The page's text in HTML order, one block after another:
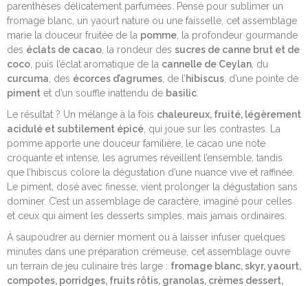
parenthèses délicatement parfumées. Pensé pour sublimer un
fromage blanc, un yaourt nature ou une faisselle, cet assemblage
marie la douceur fruitée de la pomme , la profondeur gourmande
des éclats de cacao , la rondeur des sucres de canne brut et de
coco , puis l’éclat aromatique de la cannelle de Ceylan , du
curcuma , des écorces d’agrumes , de l’hibiscus , d’une pointe de
piment et d’un souffle inattendu de basilic
Le résultat ? Un mélange à la fois chaleureux, fruité, légèrement
acidulé et subtilement épicé , qui joue sur les contrastes. La
pomme apporte une douceur familière, le cacao une note
croquante et intense, les agrumes réveillent l’ensemble, tandis
que l’hibiscus colore la dégustation d’une nuance vive et raffinée.
Le piment, dosé avec finesse, vient prolonger la dégustation sans
dominer. C’est un assemblage de caractère, imaginé pour celles
et ceux qui aiment les desserts simples, mais jamais ordinaires.
À saupoudrer au dernier moment ou à laisser infuser quelques
minutes dans une préparation crémeuse, cet assemblage ouvre
un terrain de jeu culinaire très large : fromage blanc, skyr, yaourt,
compotes, porridges, fruits rôtis, granolas, crèmes dessert,